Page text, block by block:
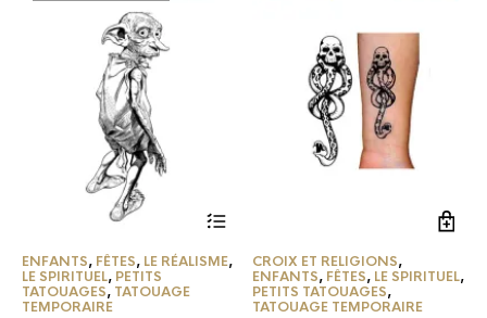
ENFANTS, FÊTES, LE RÉALISME,
LE SPIRITUEL, PETITS
TATOUAGES, TATOUAGE
TEMPORAIRE
CROIX ET RELIGIONS,
ENFANTS, FÊTES, LE SPIRITUEL,
PETITS TATOUAGES,
TATOUAGE TEMPORAIRE